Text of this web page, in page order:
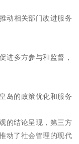
动相关部门改进服务
进多方参与和监督，
岛的政策优化和服务
的结论呈现，第三方
动了社会管理的现代